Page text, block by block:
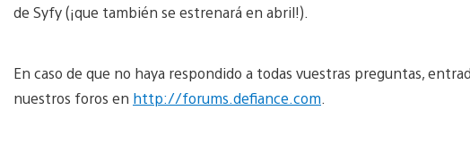
de Syfy (¡que también se estrenará en abril!).
En caso de que no haya respondido a todas vuestras preguntas,
nuestros foros en http://forums.defiance.com